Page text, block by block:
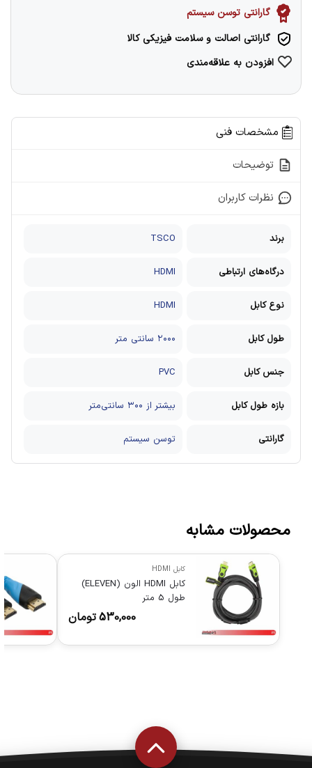
گارانتی توسن سیستم
گارانتی اصالت و سلامت فیزیکی کالا
افزودن به علاقه‌مندی
مشخصات فنی
توضیحات
نظرات کاربران
برند TSCO
درگاه‌های ارتباطی HDMI
نوع کابل HDMI
طول کابل ۲۰۰۰ سانتی متر
جنس کابل PVC
بازه طول کابل بیشتر از ۳۰۰ سانتی‌متر
گارانتی توسن سیستم
محصولات مشابه
کابل HDMI
کابل HDMI الون (ELEVEN)
طول 5 متر
530,000تومان